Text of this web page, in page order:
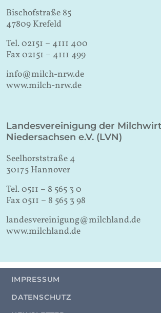
Bischofstraße 85
47809 Krefeld
Tel. 02151 – 4111 400
Fax 02151 – 4111 499
info@milch-nrw.de
www.milch-nrw.de
Landesvereinigung der
Niedersachsen e.V. (LVN)
Seelhorststraße 4
30175 Hannover
Tel. 0511 – 8 565 3 0
Fax 0511 – 8 565 3 98
landesvereinigung@milchland.de
www.milchland.de
IMPRESSUM
DATENSCHUTZ